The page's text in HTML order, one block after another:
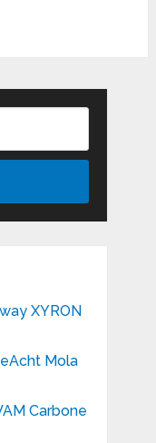
XYRON
Mola
Carbone